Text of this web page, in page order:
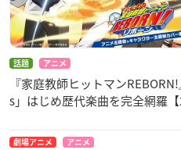
話題 アニメ
『家庭教師ヒットマン
s」はじめ歴代楽曲を完全網羅【
劇場アニメ アニメ